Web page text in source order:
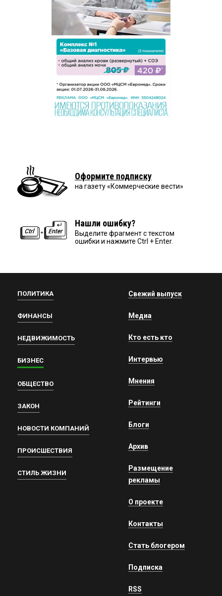
Оформите подписку
на газету «Коммерческие вести»
Нашли ошибку?
Выделите фрагмент с текстом
ошибки и нажмите Ctrl + Enter.
ПОЛИТИКА
ФИНАНСЫ
НЕДВИЖИМОСТЬ
БИЗНЕС
ОБЩЕСТВО
ЗАКОН
НОВОСТИ КОМПАНИЙ
ПРОИСШЕСТВИЯ
СТИЛЬ ЖИЗНИ
Свежий выпуск
Медиа
Кто есть кто
Интервью
Мнения
Рейтинги
Блоги
Архив
Размещение
рекламы
О проекте
Контакты
Стать блогером
Подписка
RSS